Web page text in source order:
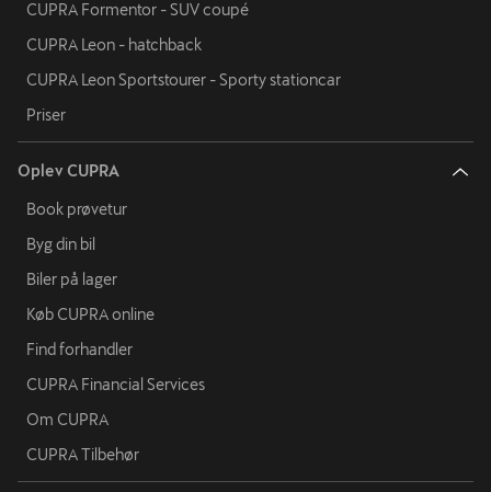
CUPRA Formentor - SUV coupé
CUPRA Leon - hatchback
CUPRA Leon Sportstourer - Sporty stationcar
Priser
Oplev CUPRA
Book prøvetur
Byg din bil
Biler på lager
Køb CUPRA online
Find forhandler
CUPRA Financial Services
Om CUPRA
CUPRA Tilbehør